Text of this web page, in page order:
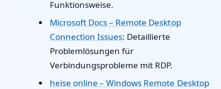
Funktionsweise.
Microsoft Docs – Remote Desktop
Connection Issues: Detaillierte
Problemlösungen für
Verbindungsprobleme mit RDP.
heise online – Windows Remote Desktop